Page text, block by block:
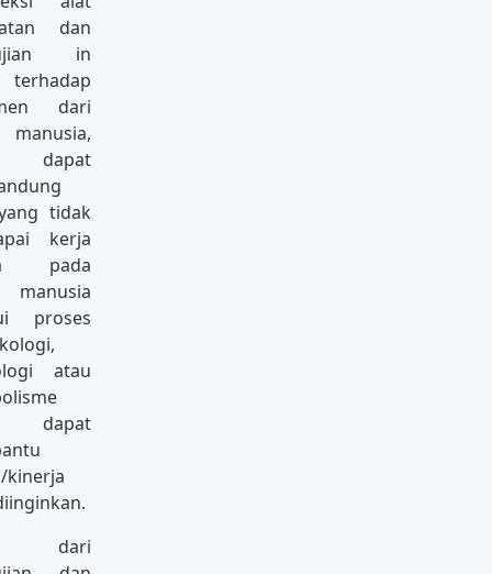
dan
in
dari
manusia,
dapat
tidak
kerja
pada
manusia
proses
atau
dapat
kinerja
dari